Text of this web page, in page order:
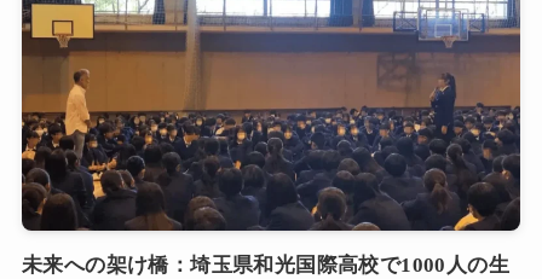
未来への架け橋：埼玉県和光国際高校で1000人の生